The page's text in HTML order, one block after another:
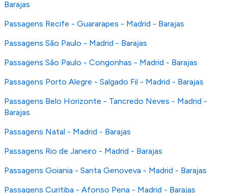
Barajas
Passagens Recife - Guararapes - Madrid - Barajas
Passagens São Paulo - Madrid - Barajas
Passagens São Paulo - Congonhas - Madrid - Barajas
Passagens Porto Alegre - Salgado Fil - Madrid - Barajas
Passagens Belo Horizonte - Tancredo Neves - Madrid -
Barajas
Passagens Natal - Madrid - Barajas
Passagens Rio de Janeiro - Madrid - Barajas
Passagens Goiania - Santa Genoveva - Madrid - Barajas
Passagens Curitiba - Afonso Pena - Madrid - Barajas